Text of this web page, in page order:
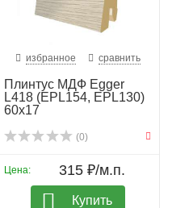
избранное сравнить
Плинтус МДФ Egger
L418 (EPL154, EPL130)
60х17
(0)
Цена: 315 ₽/м.п.
Купить